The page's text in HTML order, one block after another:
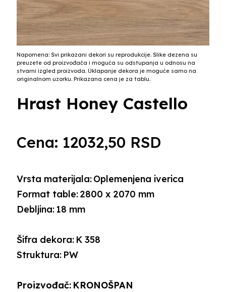
Napomena: Svi prikazani dekori su reprodukcije. Slike dezena su
preuzete od proizvođača i moguća su odstupanja u odnosu na
stvarni izgled proizvoda. Uklapanje dekora je moguće samo na
originalnom uzorku. Prikazana cena je za tablu.
Hrast Honey Castello
Cena: 12032,50 RSD
Debljina:18 mm
Format table:2800 x 2070 mm
Šifra dekora: K 358
Struktura: PW
Vrsta materijala:Oplemenjena iverica
Proizvođač: KRONOŠPAN